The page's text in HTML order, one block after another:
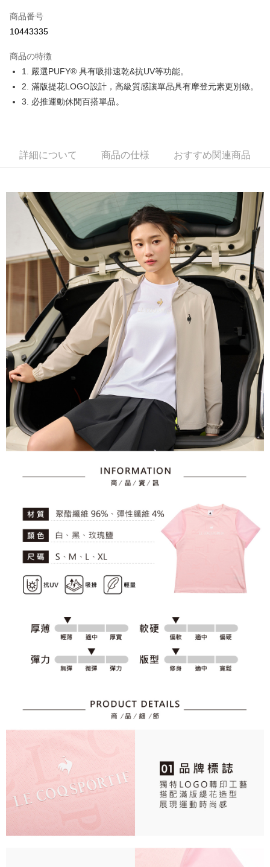
Apple Pay
Easy Wallet
OP Pay Later
説明
的に OP Pay Later の取引プロセスに移行し、携帯番号を確認後、分割払
4. 注文成立後30分以内に確認取引を行わない場合や審査が通過しない場
合、注文は自動的にキャンセルされます。「転専審査」に未通過の状況が
発生した場合は、システムの評価基準に達していないことを意味し、評価
内容についての説明はいたしかねます。
【支払い方法の説明】
1. 分割払いの金額は電信請求書に統合されず、「OP Pay Later」は毎月の
締め日後に支払いリマインダーのSMSを送信します。
2. SMSのリンクを通じて請求書を開いた後、「コンビニバーコード／台湾
大直営店舗／銀行振込／街口支払い／iPASS MONEY」などのチャネルで
支払いを選択できます。
【注意事項】
1. 本サービスは「台湾大哥大株式会社」（以下「当社」といいます）によ
って提供され、ユーザーが取引時に本サービスを通じて商品やサービスを
購入できるようにし、店舗が売買／分割払い売買の債権を当社に譲渡した
後、契約に基づいて当社の請求書で帳款を支払うことになります。
2. 「OP Pay Later」を利用する契約関係の目的から、店舗はあなたの個人
情報（名前、電話または住所を含む）を台湾大哥大に提供し、収集、処理
および利用するために、当社があなた本人と分割請求書に必要な情報の確
認、照合および修正を行います。
3. 完全なユーザーサービス規約については、以下のリンクを参照してくだ
さい：
https://oppay.tw/userRule
一、 AFTEE代金後払いについて
1.お支払い方法でAFTEE代金後払いを選択すると、携帯電話認証ウィンド
3.注文するときのお支払いは不要です。商品はご指定の住所に配送されま
す。
4.ご注文が完了すると、携帯に支払い通知のSMSが届きます。アプリ会員
の場合は、AFTEE アプリプッシュ通知が届きます。
5.商品受け取り時のお支払いは不要です。商品を確かめてから、SMSまた
はアプリの通知に従って、4大コンビニ、またはATM/オンラインバンキン
グでお支払いください。
代金納付期限は最短で 14 日以内ですので、ご注意ください。AFTEE アプ
リをダウンロードして AFTEE 会員になるとお支払い期限を最長 45 日以内
まで延長できます。
お支払期限は、ショップが請求した期日と、AFTEEで延長できる日数をも
とに計算されます。AFTEEで注文すると、商品を受け取るまで支払い期限
を延長できますが、商品を期限内に受け取れない場合があります（例：予
約商品や商品到着日が比較的遅い商品）。そのため、商品到着の有無に関
わらず、AFTEEで指定された期限内にお支払いください。
二、支払い限度額
1.初回 AFTEEを ご利用の際に、認証結果及び当社の審査の結果に基づ
き、限度額が設定されます。
2.決済金額は最低NT$20です。
3.現在、台湾の会員のみご利用いただけます。
三、利用規約「AFTEE代金後払い」（以下当サービスという）はネットプ
ます。当サービスご利用の際に提供しなければならない個人情報（注文者
の氏名、電話番号、受取人の氏名、電話番号、受取人住所を含むがこれに
す。AFTEEの個人情報の収集、処理、利用について、詳細はAFTEE公式ホ
ームページの『個人情報の収集、処理及び利用に関する声明』をご参照く
ださい（https://aftee.tw/privacypolicy/
AFTEEの初回ご利用の際に、審査を通過すれば、最高額がNT$10,000にな
ります。支払い期限を過ぎた場合、その金額に基づいて年利20%の遅延滞
納金が加算されます。未成年の利用者は、事前に法定代理人または後見人
の同意を得ればAFTEEをご利用いただけます。
行使したい場合は、ネットプロテクションズ
cs_tw@netprotections.co.jp
にご連絡ください。上記に示した個人情報を、必要な購入注文書とあわせ
てAFTEEにご提供いただく、またはAFTEEにあなたの個人情報の収集、処
理、利用を許可することににご同意いただけない場合は、当サービスを選
択しないでください。
ATM払い
全家取貨付款
送料無料
付款後全家取貨
送料無料
萊爾富取貨付款
送料無料
付款後萊爾富取貨
送料無料
7-11取貨付款
送料無料
付款後7-11取貨
送料無料
送料無料
離島宅配
商品番号
10443335
商品の特徴
1. 嚴選PUFY® 具有吸排速乾&抗UV等功能。
2. 滿版提花LOGO設計，高級質感讓單品具有摩登元素更別緻。
3. 必推運動休閒百搭單品。
詳細について 商品の仕様 おすすめ関連商品